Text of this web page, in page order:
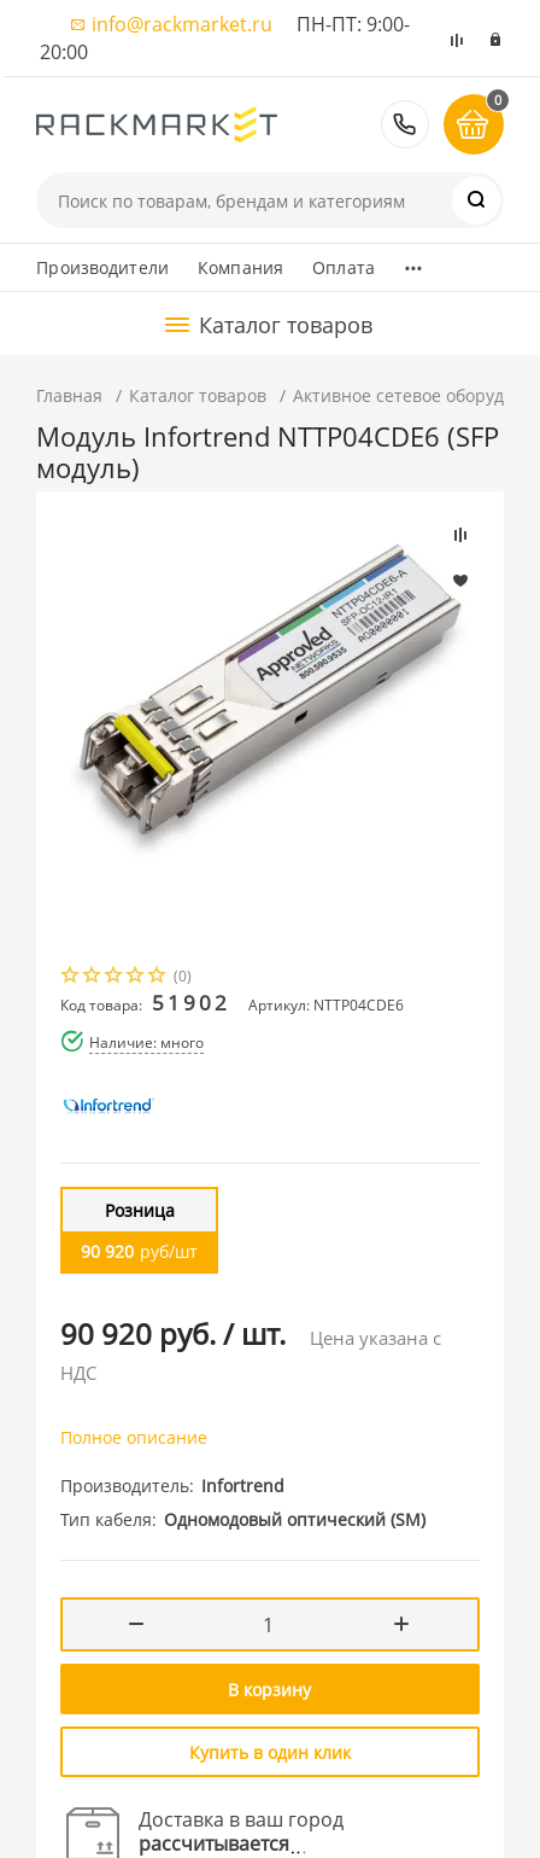
info@rackmarket.ru ПН-ПТ: 9:00-
20:00
8 (495)
0
Производители Компания Оплата ...
Каталог товаров
Главная Каталог товаров Активное сетевое
Модуль Infortrend NTTP04CDE6 (SFP
модуль)
(0)
Код товара: 51902
Артикул: NTTP04CDE6
Наличие: много
Розница
90 920 руб/шт
90 920 руб./ шт.
Цена указана с
НДС
Полное описание
Производитель Infortrend
Тип кабеля
Одномодовый оптический (SM)
В корзину
Купить в один клик
Доставка в ваш город
рассчитывается